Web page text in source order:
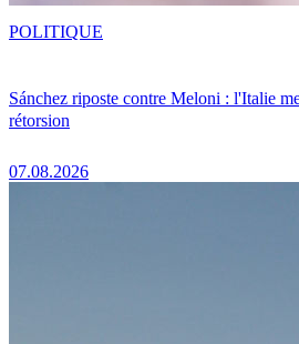
Sánchez riposte contre Meloni : l'Italie
rétorsion
07.08.2026
POLITIQUE